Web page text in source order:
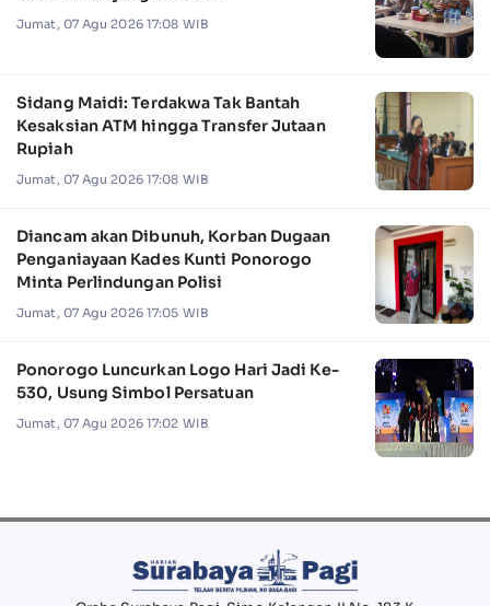
Jumat, 07 Agu 2026 17:08 WIB
Sidang Maidi: Terdakwa Tak Bantah
Kesaksian ATM hingga Transfer Jutaan
Rupiah
Jumat, 07 Agu 2026 17:08 WIB
Diancam akan Dibunuh, Korban Dugaan
Penganiayaan Kades Kunti Ponorogo
Minta Perlindungan Polisi
Jumat, 07 Agu 2026 17:05 WIB
Ponorogo Luncurkan Logo Hari Jadi Ke-
530, Usung Simbol Persatuan
Jumat, 07 Agu 2026 17:02 WIB